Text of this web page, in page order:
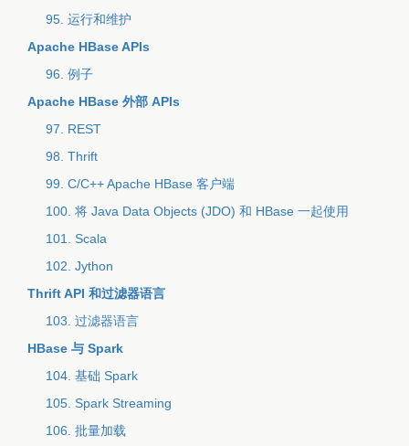
95. 运行和维护
Apache HBase APIs
96. 例子
Apache HBase 外部 APIs
97. REST
98. Thrift
99. C/C++ Apache HBase 客户端
100. 将 Java Data Objects (JDO) 和 HBase 一起使用
101. Scala
102. Jython
Thrift API 和过滤器语言
103. 过滤器语言
HBase 与 Spark
104. 基础 Spark
105. Spark Streaming
106. 批量加载